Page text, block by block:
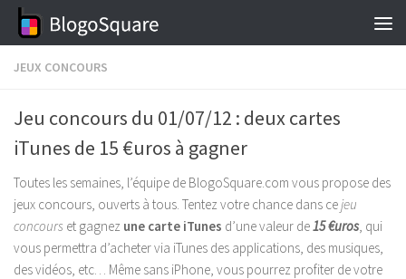
Skip to content
JEUX CONCOURS
Jeu concours du 01/07/12 : deux cartes
iTunes de 15 €uros à gagner
Toutes les semaines, l’équipe de BlogoSquare.com vous propose des
jeux concours, ouverts à tous. Tentez votre chance dans cejeu
concours et gagnez une carte iTunes d’une valeur de15 €uros, qui
vous permettra d’acheter via iTunes des applications, des musiques,
des vidéos, etc… Même sans iPhone, vous pourrez profiter de votre